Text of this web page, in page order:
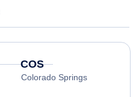
COS
Colorado Springs